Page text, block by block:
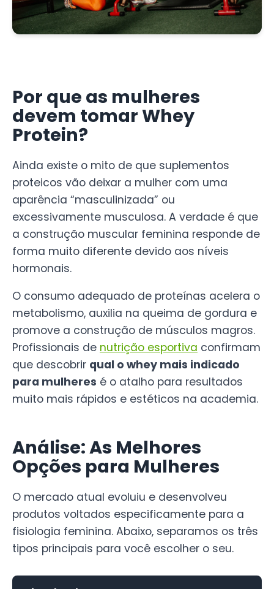
Por que as mulheres
devem tomar Whey
Protein?
Ainda existe o mito de que suplementos
proteicos vão deixar a mulher com uma
aparência “masculinizada” ou
excessivamente musculosa. A verdade é que
a construção muscular feminina responde de
forma muito diferente devido aos níveis
hormonais.
O consumo adequado de proteínas acelera o
metabolismo, auxilia na queima de gordura e
promove a construção de músculos magros.
Profissionais de nutrição esportiva confirmam
que descobrir qual o whey mais indicado
para mulheres é o atalho para resultados
muito mais rápidos e estéticos na academia.
Análise: As Melhores
Opções para Mulheres
O mercado atual evoluiu e desenvolveu
produtos voltados especificamente para a
fisiologia feminina. Abaixo, separamos os três
tipos principais para você escolher o seu.